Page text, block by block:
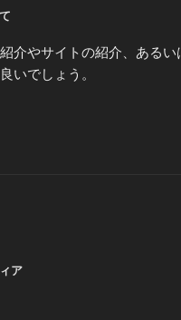
介やサイトの紹介、あるい
いでしょう。
ア